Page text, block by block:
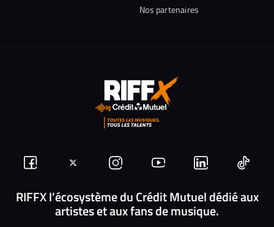
Nos partenaires
Suivez-
nous
Suivez-
nous
sur
Nous
rejoindre
sur
Nous
rejoindre
sur
Nous
rejoindre
sur
Nous
RIFFX l’écosystème du Crédit Mutuel dédié aux
artistes et aux fans de musique.